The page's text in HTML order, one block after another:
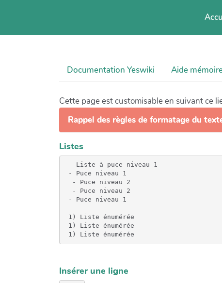
Documentation Yeswiki Aide
Cette page est customisable en suivant ce
Rappel des règles de formatage du
Listes
- Liste à puce niveau 1
- Puce niveau 1
  - Puce niveau 2
  - Puce niveau 2
- Puce niveau 1
1) Liste énumérée
1) Liste énumérée
1) Liste énumérée
Insérer une ligne